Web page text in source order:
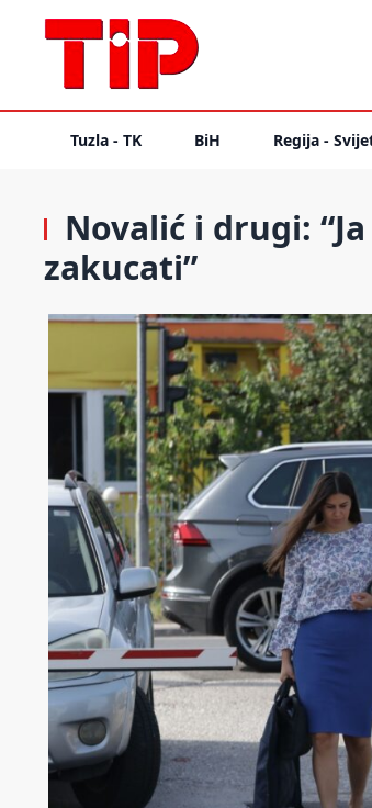
Tuzla - TK BiH Regija -
Novalić i drugi:
zakucati”